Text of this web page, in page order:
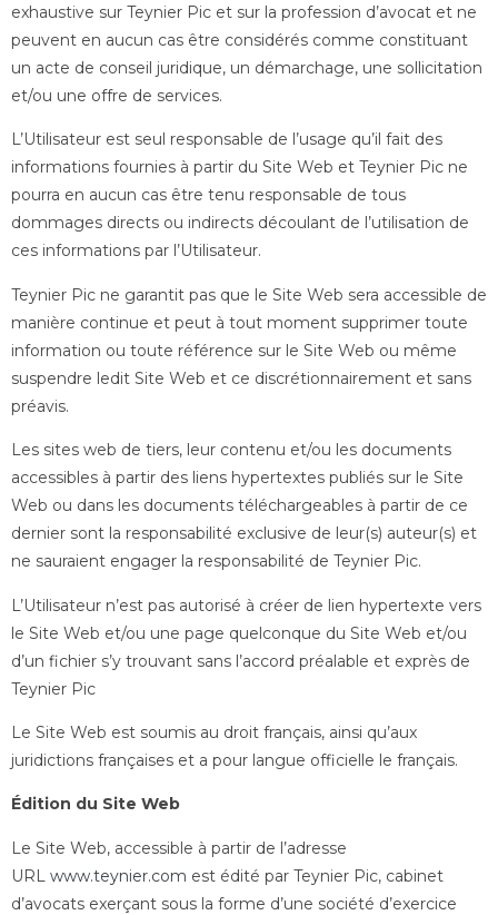
exhaustive sur Teynier Pic et sur la profession d’avocat et ne
peuvent en aucun cas être considérés comme constituant
un acte de conseil juridique, un démarchage, une sollicitation
et/ou une offre de services.
L’Utilisateur est seul responsable de l’usage qu’il fait des
informations fournies à partir du Site Web et Teynier Pic ne
pourra en aucun cas être tenu responsable de tous
dommages directs ou indirects découlant de l’utilisation de
ces informations par l’Utilisateur.
Teynier Pic ne garantit pas que le Site Web sera accessible de
manière continue et peut à tout moment supprimer toute
information ou toute référence sur le Site Web ou même
suspendre ledit Site Web et ce discrétionnairement et sans
préavis.
Les sites web de tiers, leur contenu et/ou les documents
accessibles à partir des liens hypertextes publiés sur le Site
Web ou dans les documents téléchargeables à partir de ce
dernier sont la responsabilité exclusive de leur(s) auteur(s) et
ne sauraient engager la responsabilité de Teynier Pic.
L’Utilisateur n’est pas autorisé à créer de lien hypertexte vers
le Site Web et/ou une page quelconque du Site Web et/ou
d’un fichier s’y trouvant sans l’accord préalable et exprès de
Teynier Pic
Le Site Web est soumis au droit français, ainsi qu’aux
juridictions françaises et a pour langue officielle le français.
Édition du Site Web
Le Site Web, accessible à partir de l’adresse
URL www.teynier.com est édité par Teynier Pic, cabinet
d’avocats exerçant sous la forme d’une société d’exercice